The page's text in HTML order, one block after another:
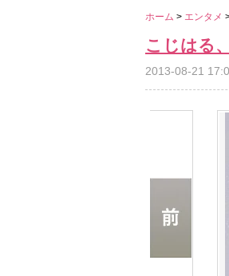
ホーム > エンタメ
こじはる
2013-08-21